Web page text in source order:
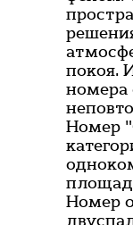
покоя.
номера
Номер
Номер